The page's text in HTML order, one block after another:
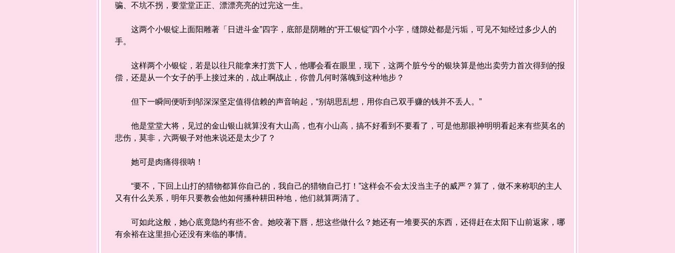
骗、不坑不拐，要堂堂正正、漂漂亮亮的过完这一生。
这两个小银锭上面阳雕著「日进斗金”四字，底部是阴雕的“开工银锭”四个小字，缝隙处都是污垢，可见不知经过多少人的
手。
这样两个小银锭，若是以往只能拿来打赏下人，他哪会看在眼里，现下，这两个脏兮兮的银块算是他出卖劳力首次得到的报
偿，还是从一个女子的手上接过来的，战止啊战止，你曾几何时落魄到这种地步？
但下一瞬间便听到邬深深坚定值得信赖的声音响起，“别胡思乱想，用你自己双手赚的钱并不丢人。”
他是堂堂大将，见过的金山银山就算没有大山高，也有小山高，搞不好看到不要看了，可是他那眼神明明看起来有些莫名的
悲伤，莫非，六两银子对他来说还是太少了？
她可是肉痛得很呐！
“要不，下回上山打的猎物都算你自己的，我自己的猎物自己打！”这样会不会太没当主子的威严？算了，做不来称职的主人
又有什么关系，明年只要教会他如何播种耕田种地，他们就算两清了。
可如此这般，她心底竟隐约有些不舍。她咬著下唇，想这些做什么？她还有一堆要买的东西，还得赶在太阳下山前返家，哪
有余裕在这里担心还没有来临的事情。